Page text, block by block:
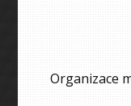
Organizace